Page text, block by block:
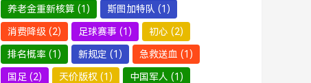
养老金重新核算 (1) 斯图加特队 (1)
消费降级 (2) 足球赛事 (1) 初心 (2)
排名概率 (1) 新规定 (1) 急救送血 (1)
国足 (2) 天价版权 (1) 中国军人 (1)